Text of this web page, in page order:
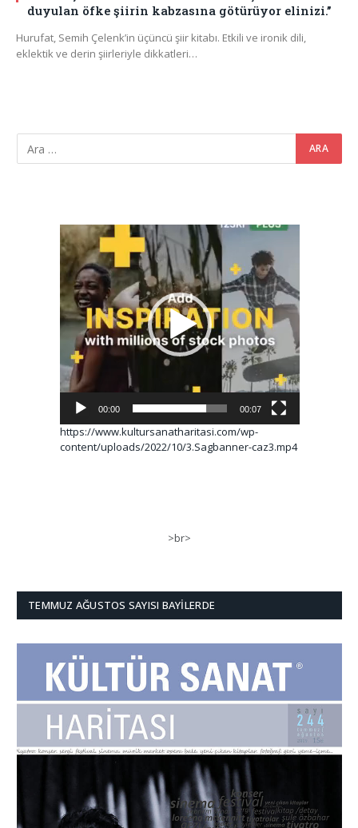
duyulan öfke şiirin kabzasına götürüyor elinizi.’’
Hurufat, Semih Çelenk’in üçüncü şiir kitabı. Etkili ve ironik dili,
eklektik ve derin şiirleriyle dikkatleri…
Video
oynatıcı
00:00 00:07
https://www.kultursanatharitasi.com/wp-
content/uploads/2022/10/3.Sagbanner-caz3.mp4
>br>
TEMMUZ AĞUSTOS SAYISI BAYILERDE